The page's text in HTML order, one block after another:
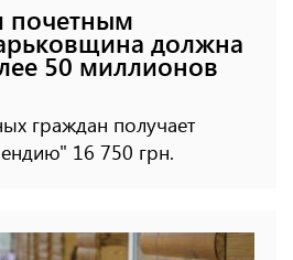
почетным
должна
50 миллионов
граждан получает
16 750 грн.